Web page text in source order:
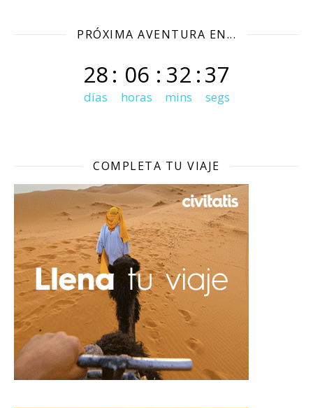
PRÓXIMA AVENTURA EN...
28
días
: 06
horas
: 32
mins
:36
segs
COMPLETA TU VIAJE